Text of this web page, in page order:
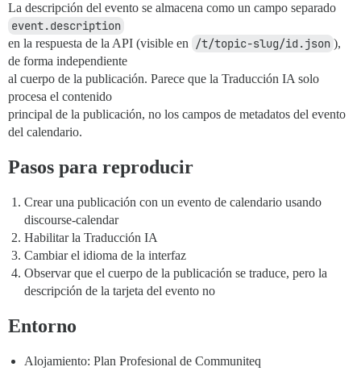
La descripción del evento se almacena como un campo separado
event.description
en la respuesta de la API (visible en /t/topic-slug/id.json ),
de forma independiente
al cuerpo de la publicación. Parece que la Traducción IA solo
procesa el contenido
principal de la publicación, no los campos de metadatos del evento
del calendario.
Pasos para reproducir
Crear una publicación con un evento de calendario usando
discourse-calendar
Habilitar la Traducción IA
Cambiar el idioma de la interfaz
Observar que el cuerpo de la publicación se traduce, pero la
descripción de la tarjeta del evento no
Entorno
Alojamiento: Plan Profesional de Communiteq